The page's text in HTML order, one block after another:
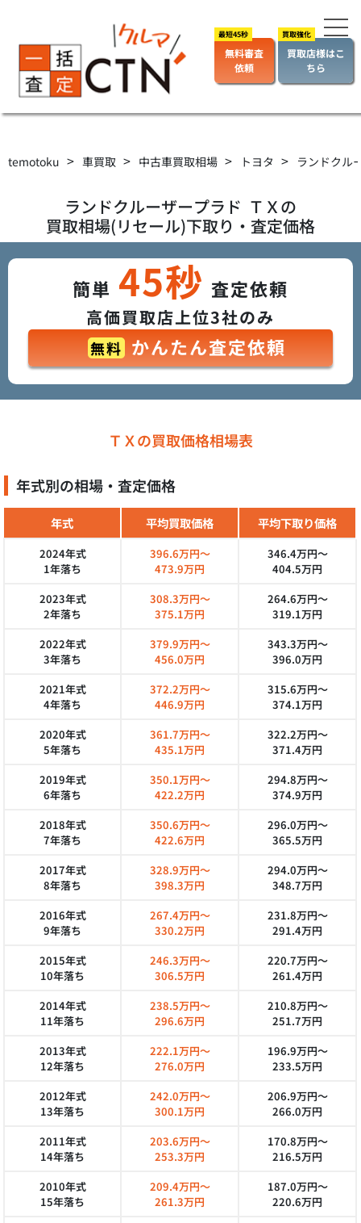
無料審査
依頼
買取店様はこ
ちら
temotoku > 車買取 > 中古車買取相場 > トヨタ > ランドクル
ランドクルーザープラド ＴＸの
買取相場(リセール)下取り・査定価格
簡単 45秒 査定依頼
高価買取店上位3社のみ
無料 かんたん査定依頼
ＴＸの買取価格相場表
年式別の相場・査定価格
年式 平均買取価格 平均下取り価格
2024年式
1年落ち
396.6万円～
473.9万円
346.4万円～
404.5万円
2023年式
2年落ち
308.3万円～
375.1万円
264.6万円～
319.1万円
2022年式
3年落ち
379.9万円～
456.0万円
343.3万円～
396.0万円
2021年式
4年落ち
372.2万円～
446.9万円
315.6万円～
374.1万円
2020年式
5年落ち
361.7万円～
435.1万円
322.2万円～
371.4万円
2019年式
6年落ち
350.1万円～
422.2万円
294.8万円～
374.9万円
2018年式
7年落ち
350.6万円～
422.6万円
296.0万円～
365.5万円
2017年式
8年落ち
328.9万円～
398.3万円
294.0万円～
348.7万円
2016年式
9年落ち
267.4万円～
330.2万円
231.8万円～
291.4万円
2015年式
10年落ち
246.3万円～
306.5万円
220.7万円～
261.4万円
2014年式
11年落ち
238.5万円～
296.6万円
210.8万円～
251.7万円
2013年式
12年落ち
222.1万円～
276.0万円
196.9万円～
233.5万円
2012年式
13年落ち
242.0万円～
300.1万円
206.9万円～
266.0万円
2011年式
14年落ち
203.6万円～
253.3万円
170.8万円～
216.5万円
2010年式
15年落ち
209.4万円～
261.3万円
187.0万円～
220.6万円